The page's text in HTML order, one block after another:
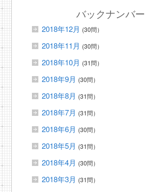
バックナンバー
2018年12月 (30問）
2018年11月 (30問）
2018年10月 (31問）
2018年9月 (30問）
2018年8月 (31問）
2018年7月 (31問）
2018年6月 (30問）
2018年5月 (31問）
2018年4月 (30問）
2018年3月 (31問）